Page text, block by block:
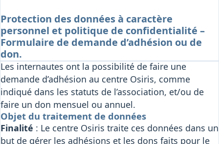
Protection des données à caractère
personnel et politique de confidentialité –
Formulaire de demande d’adhésion ou de
don.
Les internautes ont la possibilité de faire une
demande d’adhésion au centre Osiris, comme
indiqué dans les statuts de l’association, et/ou de
faire un don mensuel ou annuel.
Objet du traitement de données
Finalité : Le centre Osiris traite ces données dans un
but de gérer les adhésions et les dons faits pour le